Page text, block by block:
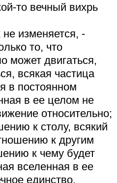
то вечный вихрь
изменяется, -
то, что
может двигаться,
всякая частица
в постоянном
в ее целом не
относительно;
к столу, всякий
к другим
к чему будет
вселенная в ее
единство,